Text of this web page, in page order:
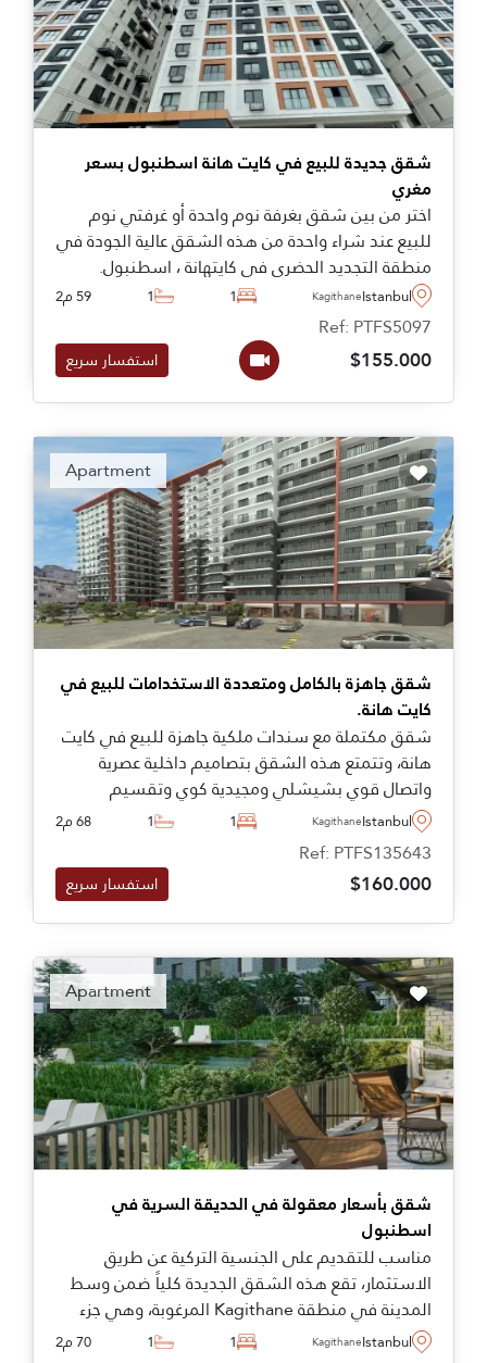
شقق جديدة للبيع في كايت هانة اسطنبول بسعر
مغري
اختر من بين شقق بغرفة نوم واحدة أو غرفتي نوم
للبيع عند شراء واحدة من هذه الشقق عالية الجودة في
منطقة التجديد الحضري في كايتهانة ، اسطنبول.
Istanbul
Kagithane
1
1 59 م2
Ref: PTFS5097
$155.000 استفسار سريع
Apartment
شقق جاهزة بالكامل ومتعددة الاستخدامات للبيع في
كايت هانة.
شقق مكتملة مع سندات ملكية جاهزة للبيع في كايت
هانة، وتتمتع هذه الشقق بتصاميم داخلية عصرية
واتصال قوي بشيشلي ومجيدية كوي وتقسيم
وبشكتاش، ما يجعلها مناسبة للمستثمرين والراغبين
في أسلوب مميز في مدينة إسطنبول.
Istanbul
Kagithane
1
1 68 م2
Ref: PTFS135643
$160.000 استفسار سريع
Apartment
شقق بأسعار معقولة في الحديقة السرية في
اسطنبول
مناسب للتقديم على الجنسية التركية عن طريق
الاستثمار، تقع هذه الشقق الجديدة كلياً ضمن وسط
المدينة في منطقة Kagithane المرغوبة، وهي جزء
من مجمع رفيع المستوى يضم حدائق نباتية ومساحات
Istanbul
Kagithane
1
1 70 م2